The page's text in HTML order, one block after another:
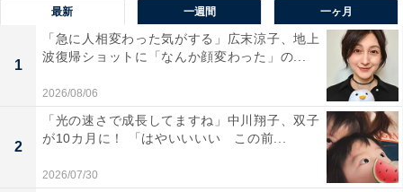
最新 一週間 一ヶ月
1
「急に人相変わった気がする」広末涼子、地上
波復帰ショットに「なんか顔変わった」の...
2026/08/06
2
「光の速さで成長してますね」中川翔子、双子
が10カ月に！ 「はやいいいい この前...
2026/07/30